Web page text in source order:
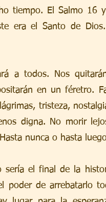
tiempo. El Salmo 16
era el Santo de
a todos. Nos
en un féretro.
tristeza,
digna. No morir
nunca o hasta
sería el final de la
poder de arrebatarlo